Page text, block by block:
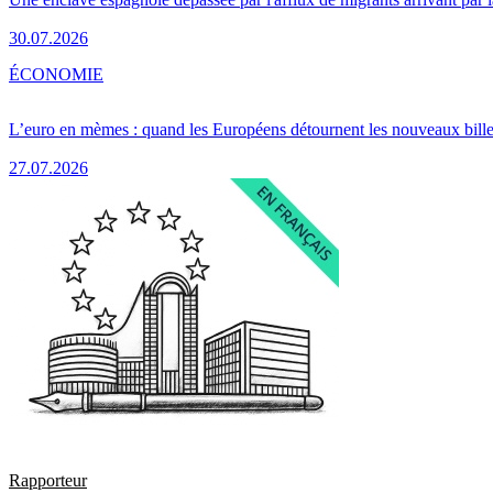
30.07.2026
L’euro en mèmes : quand les Européens détournent les nouveaux
27.07.2026
ÉCONOMIE
Rapporteur